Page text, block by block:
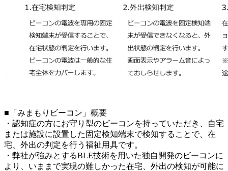
■「みまもりビーコン」概要
・認知症の方にお守り型のビーコンを持っていただき、自宅
または施設に設置した固定検知端末で検知することで、在
宅、外出の判定を行う福祉用具です。
・弊社が強みとするBLE技術を用いた独自開発のビーコンに
より、いままで実現の難しかった在宅、外出の検知が可能に